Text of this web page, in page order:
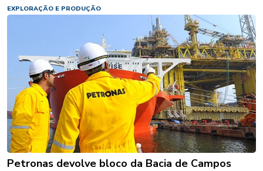
EXPLORAÇÃO E PRODUÇÃO
Petronas devolve bloco da Bacia de Campos